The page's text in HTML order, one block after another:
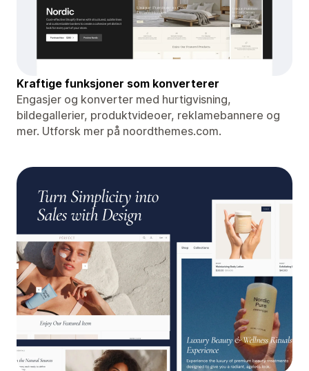
Kraftige funksjoner som konverterer
Engasjer og konverter med hurtigvisning,
bildegallerier, produktvideoer, reklamebannere og
mer. Utforsk mer på noordthemes.com.